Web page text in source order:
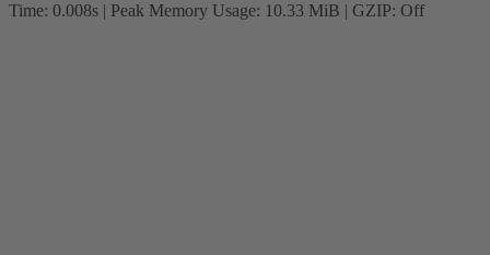
Time: 0.008s | Peak Memory Usage: 10.33 MiB | GZIP: Off